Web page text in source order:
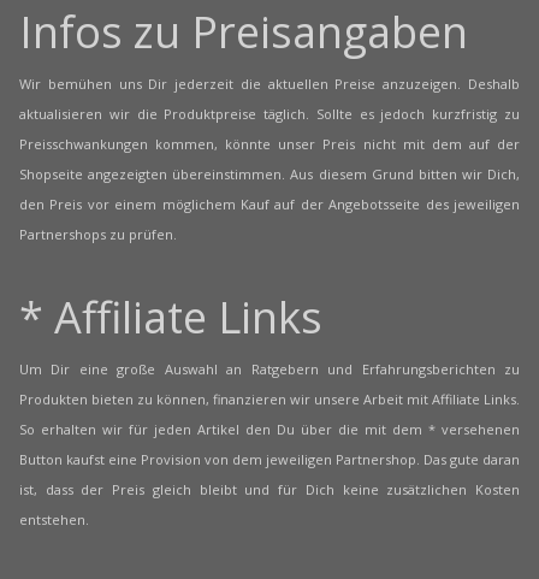
Infos zu Preisangaben
Wir bemühen uns Dir jederzeit die aktuellen Preise anzuzeigen. Deshalb
aktualisieren wir die Produktpreise täglich. Sollte es jedoch kurzfristig zu
Preisschwankungen kommen, könnte unser Preis nicht mit dem auf der
Shopseite angezeigten übereinstimmen. Aus diesem Grund bitten wir Dich,
den Preis vor einem möglichem Kauf auf der Angebotsseite des jeweiligen
Partnershops zu prüfen.
* Affiliate Links
Um Dir eine große Auswahl an Ratgebern und Erfahrungsberichten zu
Produkten bieten zu können, finanzieren wir unsere Arbeit mit Affiliate Links.
So erhalten wir für jeden Artikel den Du über die mit dem * versehenen
Button kaufst eine Provision von dem jeweiligen Partnershop. Das gute daran
ist, dass der Preis gleich bleibt und für Dich keine zusätzlichen Kosten
entstehen.